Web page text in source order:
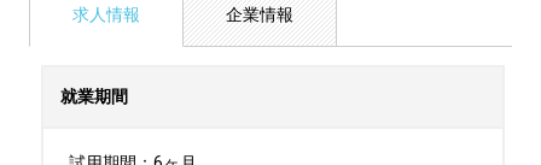
求人情報 企業情報
就業期間